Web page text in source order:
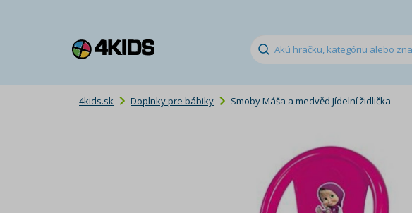
4kids.sk Doplnky pre bábiky Smoby Máša a medvěd Jídelní židlička